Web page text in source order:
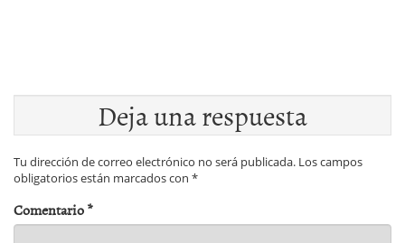
Deja una respuesta
Tu dirección de correo electrónico no será publicada. Los campos
obligatorios están marcados con *
Comentario*